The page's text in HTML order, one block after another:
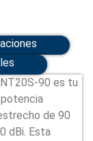
90 es tu
de 90
dBi. Esta